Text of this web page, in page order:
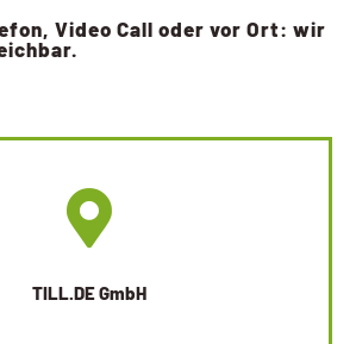
Video Call oder vor Ort: wir
TILL.DE GmbH